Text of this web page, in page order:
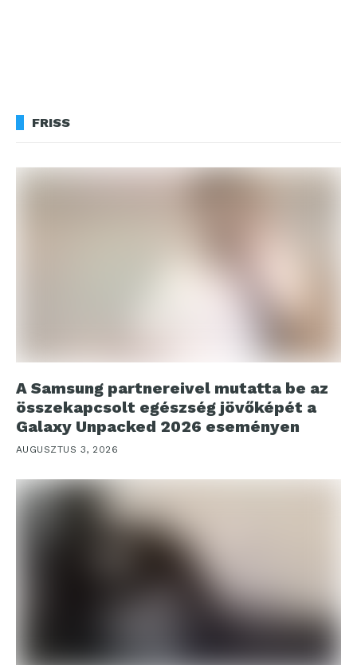
FRISS
A Samsung partnereivel mutatta be az
összekapcsolt egészség jövőképét a
Galaxy Unpacked 2026 eseményen
AUGUSZTUS 3, 2026